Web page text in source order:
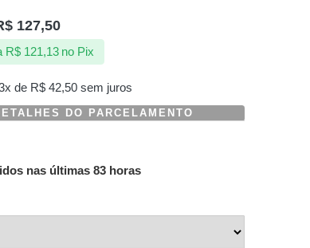
127,50
de R$42,50sem juros
R$121,13 no Pix
DO PARCELAMENTO
nas últimas 83 horas